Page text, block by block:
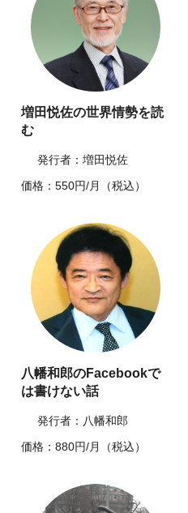
増田悦佐の世界情勢を読
む
発行者：増田悦佐
価格：550円/月（税込）
八幡和郎のFacebookで
は書けない話
発行者：八幡和郎
価格：880円/月（税込）